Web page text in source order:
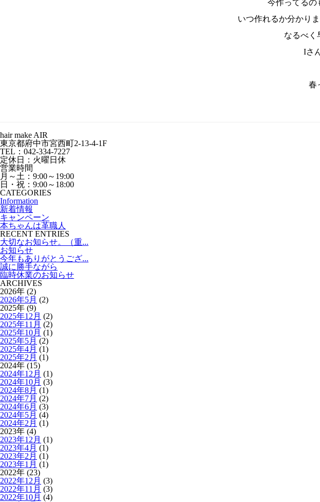
今作ってるの
いつ作れるか分かり
なるべく
Iさ
春
hair make AIR
東京都府中市宮西町2-13-4-1F
TEL：042-334-7227
定休日：火曜日休
営業時間
月～土：9:00～19:00
日・祝：9:00～18:00
CATEGORIES
Information
新着情報
キャンペーン
本ちゃんは革職人
RECENT ENTRIES
大切なお知らせ。（重...
お知らせ
今年もありがとうござ...
誠に勝手ながら
臨時休業のお知らせ
ARCHIVES
2026年 (2)
2026年5月 (2)
2025年 (9)
2025年12月 (2)
2025年11月 (2)
2025年10月 (1)
2025年5月 (2)
2025年4月 (1)
2025年2月 (1)
2024年 (15)
2024年12月 (1)
2024年10月 (3)
2024年8月 (1)
2024年7月 (2)
2024年6月 (3)
2024年5月 (4)
2024年2月 (1)
2023年 (4)
2023年12月 (1)
2023年4月 (1)
2023年2月 (1)
2023年1月 (1)
2022年 (23)
2022年12月 (3)
2022年11月 (3)
2022年10月 (4)